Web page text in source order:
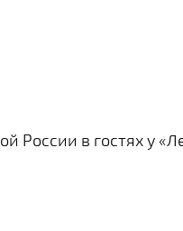
России в гостях у